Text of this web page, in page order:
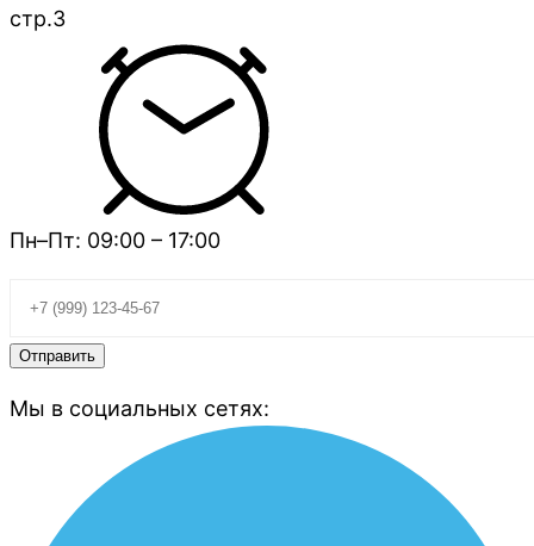
стр.3
Пн–Пт: 09:00 – 17:00
Мы в социальных сетях: